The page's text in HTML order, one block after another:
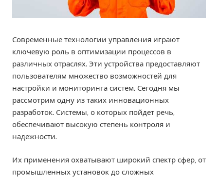
Современные технологии управления играют
ключевую роль в оптимизации процессов в
различных отраслях. Эти устройства предоставляют
пользователям множество возможностей для
настройки и мониторинга систем. Сегодня мы
рассмотрим одну из таких инновационных
разработок. Системы, о которых пойдет речь,
обеспечивают высокую степень контроля и
надежности.
Их применения охватывают широкий спектр сфер, от
промышленных установок до сложных